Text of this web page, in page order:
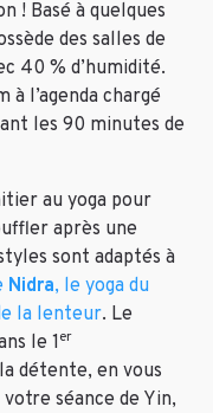
! Basé à quelques
des salles de
40 % d’humidité.
à l’agenda chargé
les 90 minutes de
au yoga pour
après une
sont adaptés à
Nidra, le yoga du
la lenteur. Le
le 1er
détente, en vous
séance de Yin,